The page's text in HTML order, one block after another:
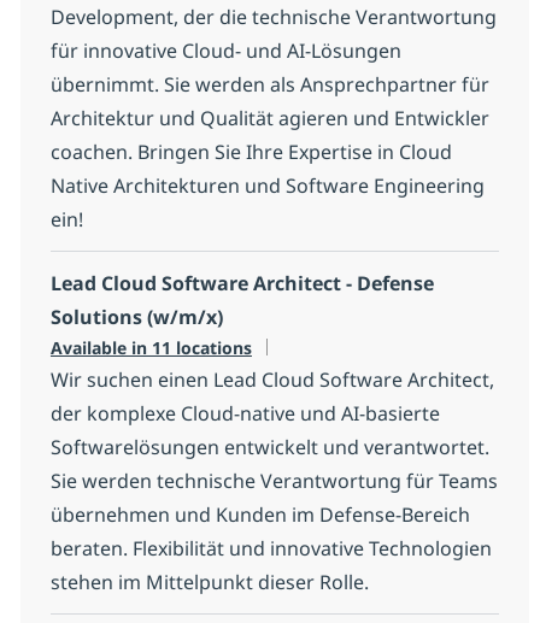
Development, der die technische Verantwortung
für innovative Cloud- und AI-Lösungen
übernimmt. Sie werden als Ansprechpartner für
Architektur und Qualität agieren und Entwickler
coachen. Bringen Sie Ihre Expertise in Cloud
Native Architekturen und Software Engineering
ein!
Lead Cloud Software Architect - Defense
Solutions (w/m/x)
Available in 11 locations
Wir suchen einen Lead Cloud Software Architect,
der komplexe Cloud-native und AI-basierte
Softwarelösungen entwickelt und verantwortet.
Sie werden technische Verantwortung für Teams
übernehmen und Kunden im Defense-Bereich
beraten. Flexibilität und innovative Technologien
stehen im Mittelpunkt dieser Rolle.